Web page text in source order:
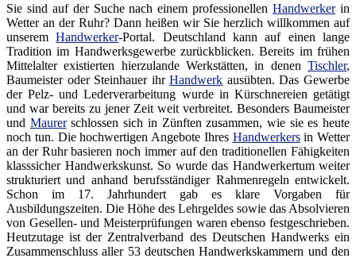
Sie sind auf der Suche nach einem professionellenHandwerkerin
Wetter an der Ruhr? Dann heißen wir Sie herzlich willkommen auf
unseremHandwerker-Portal. Deutschland kann auf einen lange
Tradition im Handwerksgewerbe zurückblicken. Bereits im frühen
Mittelalter existierten hierzulande Werkstätten, in denen Tischler,
Baumeister oder Steinhauer ihrHandwerk ausübten. Das Gewerbe
der Pelz- und Lederverarbeitung wurde in Kürschnereien getätigt
und war bereits zu jener Zeit weit verbreitet. Besonders Baumeister
und Maurerschlossen sich in Zünften zusammen, wie sie es heute
noch tun. Die hochwertigen Angebote Ihres Handwerkersin Wetter
an der Ruhr basieren noch immer auf den traditionellen Fähigkeiten
klasssicher Handwerkskunst. So wurde das Handwerkertum weiter
strukturiert und anhand berufsständiger Rahmenregeln entwickelt.
Schon im 17. Jahrhundert gab es klare Vorgaben für
Ausbildungszeiten. Die Höhe des Lehrgeldes sowie das Absolvieren
von Gesellen- und Meisterprüfungen waren ebenso festgeschrieben.
Heutzutage ist der Zentralverband des Deutschen Handwerks ein
Zusammenschluss aller 53 deutschen Handwerkskammern und den